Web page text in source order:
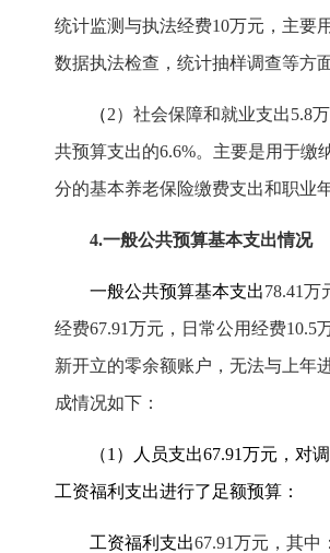
统计监测与执法经费10万元，主要
数据执法检查，统计抽样调查等方
（2）社会保障和就业支出5.8
共预算支出的6.6%。主要是用于缴
分的基本养老保险缴费支出和职业
4.一般公共预算基本支出情况
一般公共预算基本支出78.41万
经费67.91万元，日常公用经费10.5
新开立的零余额账户，无法与上年
成情况如下：
（1 ）人员支出67.91万元，对
工资福利支出进行了足额预算：
工资福利支出67.91万元，其中